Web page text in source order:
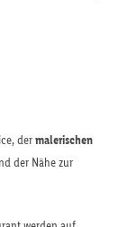
dermalerischen
der Nähe zur